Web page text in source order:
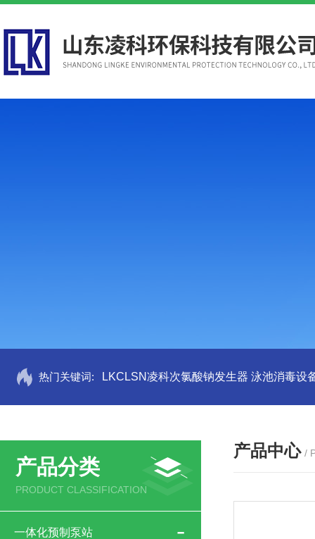
热门关键词: LKCLSN凌科次氯酸钠发生器 泳池消毒设
产品分类
PRODUCT CLASSIFICATION
一体化预制泵站
产品中心 /